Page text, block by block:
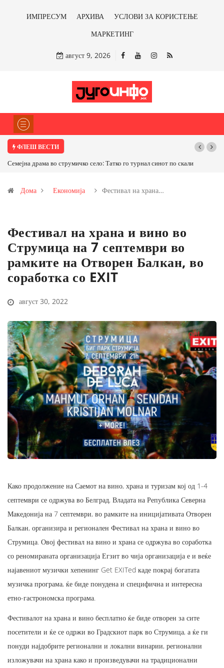
ИМПРЕСУМ АРХИВА
УСЛОВИ ЗА КОРИСТЕЊЕ
МАРКЕТИНГ
август 9, 2026
ФЛЕШ ВЕСТИ
синот по скалиТРАМП НАРЕДИ ВОЈСКАТА ДА КОРИСТИ МЕТАЛИ
бакарот од Иловица и со антимонот?
Дома Економија Фестивал на храна…
Фестивал на храна и вино во
Струмица на 7 септември во
рамките на Отворен Балкан, во
соработка со EXIT
август 30, 2022
Како продолжение на Саемот на вино, храна и туризам кој од 1-4
септември се одржува во Белград, Владата на Република Северна
Македонија на 7 септември, во рамките на иницијативата Отворен
Балкан, организира и регионален Фестивал на храна и вино во
Струмица. Овој фестивал на вино и храна се одржува во соработка
со реномираната организација Егзит во чија организација е и веќе
најавениот музички хепенинг Get EXITed каде покрај богатата
музичка програма, ќе биде понудена и специфична и интересна
етно-гастрономска програма.
Фестивалот на храна и вино бесплатно ќе биде отворен за сите
посетители и ќе се одржи во Градскиот парк во Струмица, а ќе ги
понуди најдобрите регионални и локални винарии, регионални
изложувачи на храна како и произведувачи на традиционални